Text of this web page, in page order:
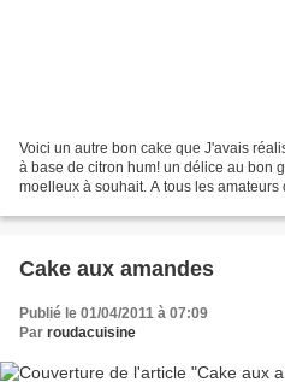
Voici un autre bon cake que J'avais
à base de citron hum! un délice au bon
moelleux à souhait. A tous les
Cake aux amandes
Publié le 01/04/2011 à 07:09
Par roudacuisine